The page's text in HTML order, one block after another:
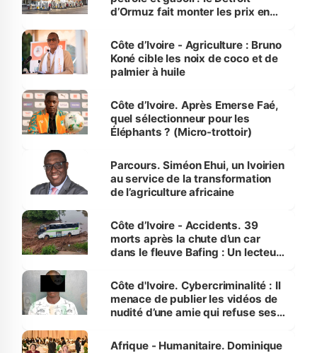
d’Ormuz fait monter les prix en
Côte d’Ivoire - Agriculture : Bruno
Koné cible les noix de coco et de
palmier à huile
Côte d’Ivoire. Après Emerse Faé,
quel sélectionneur pour les
Éléphants ? (Micro-trottoir)
Parcours. Siméon Ehui, un Ivoirien
au service de la transformation
de l’agriculture africaine
Côte d’Ivoire - Accidents. 39
morts après la chute d’un car
dans le fleuve Bafing : Un lecteur
des Transports
Côte d'Ivoire. Cybercriminalité : Il
menace de publier les vidéos de
nudité d’une amie qui refuse ses
Afrique - Humanitaire. Dominique